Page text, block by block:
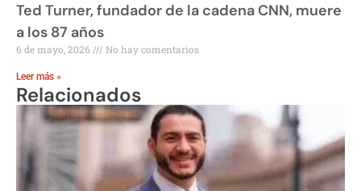
Ted Turner, fundador de la cadena CNN, muere
a los 87 años
6 de mayo, 2026 No hay comentarios
Leer más »
Relacionados